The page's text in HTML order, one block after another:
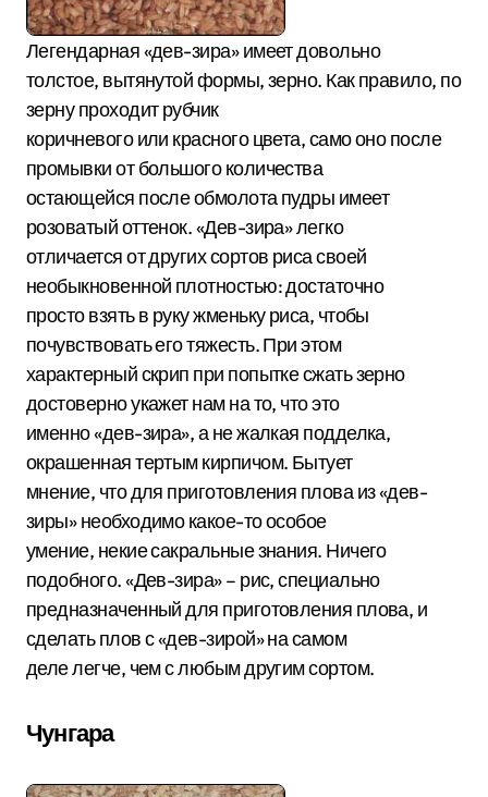
Легендарная «дев-зира» имеет довольно
толстое, вытянутой формы, зерно. Как правило, по
зерну проходит рубчик
коричневого или красного цвета, само оно после
промывки от большого количества
остающейся после обмолота пудры имеет
розоватый оттенок. «Дев-зира» легко
отличается от других сортов риса своей
необыкновенной плотностью: достаточно
просто взять в руку жменьку риса, чтобы
почувствовать его тяжесть. При этом
характерный скрип при попытке сжать зерно
достоверно укажет нам на то, что это
именно «дев-зира», а не жалкая подделка,
окрашенная тертым кирпичом. Бытует
мнение, что для приготовления плова из «дев-
зиры» необходимо какое-то особое
умение, некие сакральные знания. Ничего
подобного. «Дев-зира» – рис, специально
предназначенный для приготовления плова, и
сделать плов с «дев-зирой» на самом
деле легче, чем с любым другим сортом.
Чунгара